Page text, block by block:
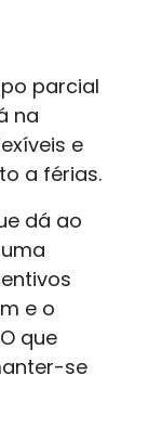
parcial
na
e
a férias.
dá ao
e o
que
se